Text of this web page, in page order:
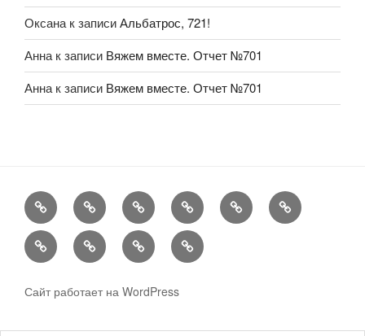
Оксанак записиАльбатрос, 721!
Аннак записи Вяжем вместе. Отчет №701
Аннак записи Вяжем вместе. Отчет №701
FAQ Рукоделие
А
еще
Мы КонкурсыОбменник
ХвастаемсяСтатьи Aukara
Shop
User
Profile
Сайт работает на WordPress